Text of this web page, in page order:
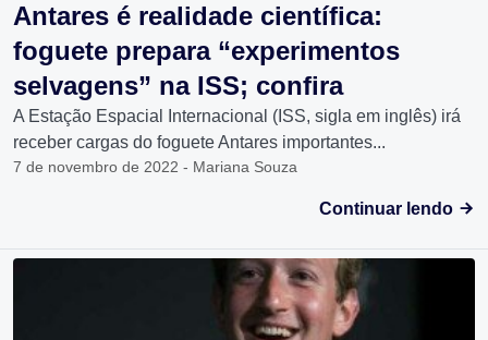
Antares é realidade científica:
foguete prepara “experimentos
selvagens” na ISS; confira
A Estação Espacial Internacional (ISS, sigla em inglês) irá
receber cargas do foguete Antares importantes...
7 de novembro de 2022 - Mariana Souza
Continuar lendo